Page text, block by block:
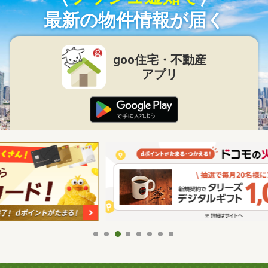
最新の物件情報が届く
goo住宅・不動産
アプリ